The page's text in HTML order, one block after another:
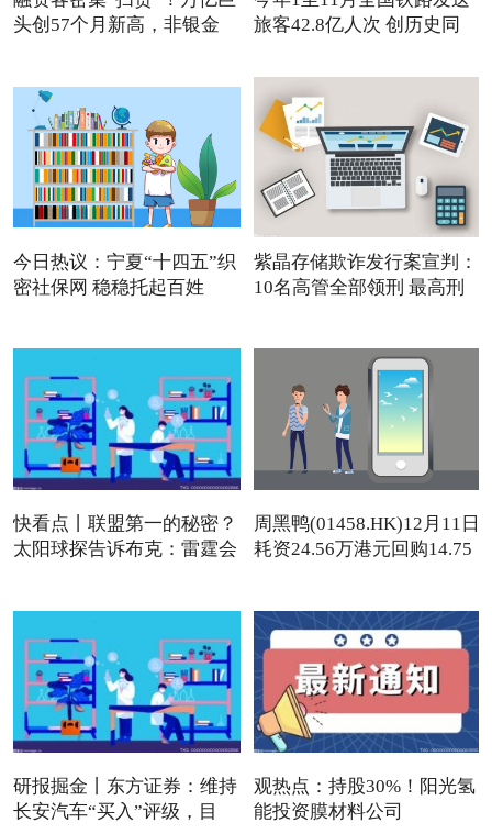
头创57个月新高，非银金
旅客42.8亿人次 创历史同
今日热议：宁夏“十四五”织
密社保网 稳稳托起百姓
紫晶存储欺诈发行案宣判：
10名高管全部领刑 最高刑
快看点丨联盟第一的秘密？
太阳球探告诉布克：雷霆会
周黑鸭(01458.HK)12月11日
耗资24.56万港元回购14.75
研报掘金丨东方证券：维持
长安汽车“买入”评级，目
观热点：持股30%！阳光氢
能投资膜材料公司